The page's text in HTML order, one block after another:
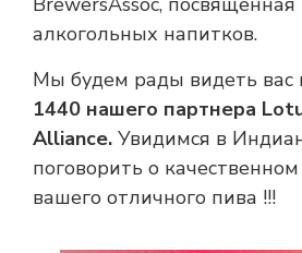
алкогольных напитков.
Мы будем рады видеть вас
1440 нашего партнера
Alliance. Увидимся в
поговорить о
вашего отличного пива !!!